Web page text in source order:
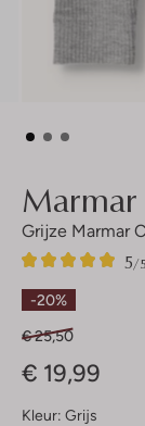
Grijze Marmar
5/5
4
5
Sterren
-20%
€ 25,50
€ 19,99
Kleur: Grijs